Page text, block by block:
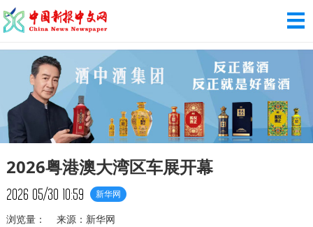
2026粤港澳大湾区车展开幕
2026 05/30 10:59 新华网
浏览量： 来源：新华网